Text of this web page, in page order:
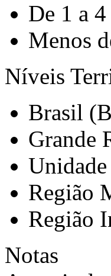
De 1 a
Menos
Níveis
Brasil
Grande
Região
Região
Notas